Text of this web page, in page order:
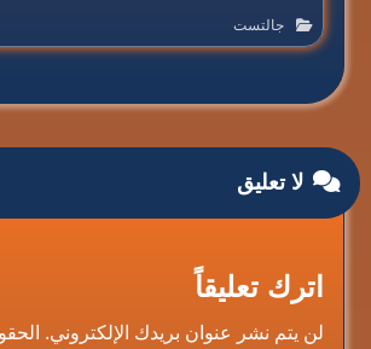
جالتست
لا تعليق
اترك تعليقاً
لن يتم نشر عنوان بريدك الإلكتروني.